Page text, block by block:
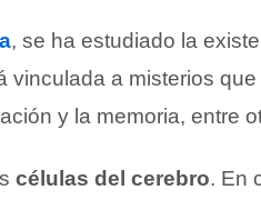
, se ha estudiado la
vinculada a misterios
y la memoria, entre
células del cerebro. En